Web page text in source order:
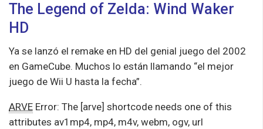
The Legend of Zelda: Wind Waker
HD
Ya se lanzó el remake en HD del genial juego del 2002
en GameCube. Muchos lo están llamando “el mejor
juego de Wii U hasta la fecha”.
ARVE Error: The [arve] shortcode needs one of this
attributes av1mp4, mp4, m4v, webm, ogv, url